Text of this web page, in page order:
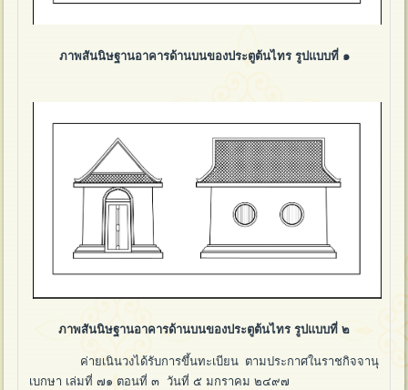
ภาพสันนิษฐานอาคารด้านบนของประตูต้นไทร รูปแบบที่ ๑
ภาพสันนิษฐานอาคารด้านบนของประตูต้นไทร รูปแบบที่ ๒
ค่ายเนินวงได้รับการขึ้นทะเบียน ตามประกาศในราชกิจจานุ
เบกษา เล่มที่ ๗๑ ตอนที่ ๓ วันที่ ๕ มกราคม ๒๔๙๗